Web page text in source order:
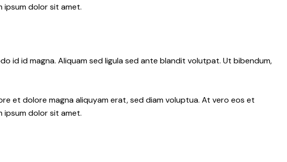
ipsum dolor sit amet.
id id magna. Aliquam sed ligula sed ante blandit volutpat. Ut bibendum,
et dolore magna aliquyam erat, sed diam voluptua. At vero eos et
ipsum dolor sit amet.